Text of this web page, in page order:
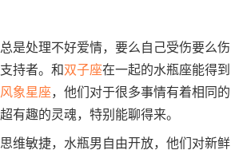
是处理不好爱情，要么自己受伤要么伤
持者。和双子座在一起的水瓶座能得到
风象星座，他们对于很多事情有着相同的
有趣的灵魂，特别能聊得来。
敏捷，水瓶男自由开放，他们对新鲜